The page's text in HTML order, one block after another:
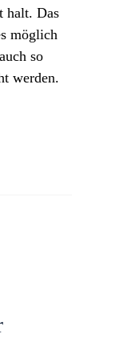
halt. Das
möglich
so
werden.